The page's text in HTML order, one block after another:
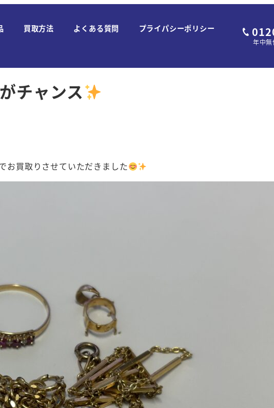
買取方法 よくある質問 プライパシーポリシー
年中
チャンス
お買取りさせていただきました